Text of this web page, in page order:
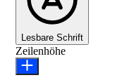
Lesbare Schrift
Zeilenhöhe